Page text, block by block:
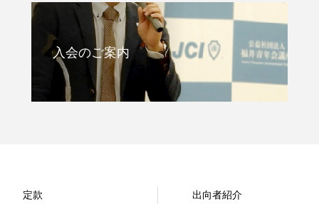
入会のご案内
定款 出向者紹介